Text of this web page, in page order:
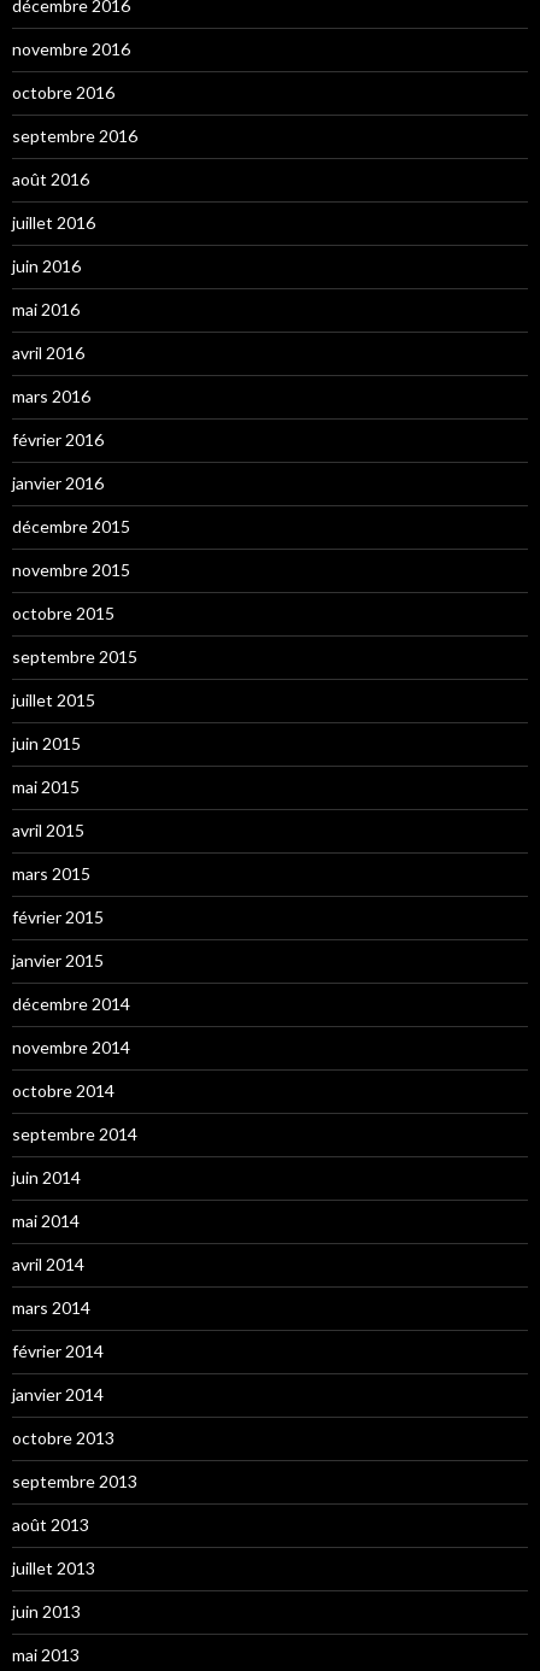
décembre 2016
novembre 2016
octobre 2016
septembre 2016
août 2016
juillet 2016
juin 2016
mai 2016
avril 2016
mars 2016
février 2016
janvier 2016
décembre 2015
novembre 2015
octobre 2015
septembre 2015
juillet 2015
juin 2015
mai 2015
avril 2015
mars 2015
février 2015
janvier 2015
décembre 2014
novembre 2014
octobre 2014
septembre 2014
juin 2014
mai 2014
avril 2014
mars 2014
février 2014
janvier 2014
octobre 2013
septembre 2013
août 2013
juillet 2013
juin 2013
mai 2013